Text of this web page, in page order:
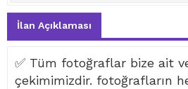
İlan Açıklaması
✅ Tüm fotoğraflar bize ait
çekimimizdir. fotoğrafların